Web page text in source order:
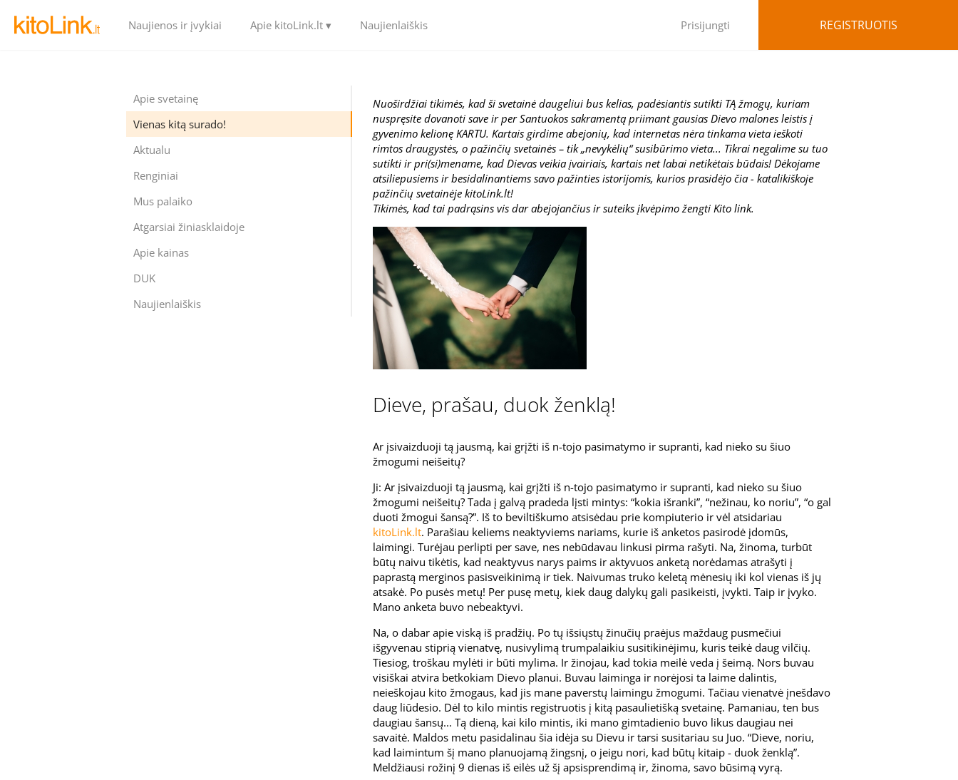
Naujienos ir įvykiai Apie kitoLink.lt ▾ Naujienlaiškis Prisijungti REGISTRUOTIS
Apie svetainę
Vienas kitą surado!
Aktualu
Renginiai
Mus palaiko
Atgarsiai žiniasklaidoje
Apie kainas
DUK
Naujienlaiškis
Nuoširdžiai tikimės, kad ši svetainė daugeliui bus kelias, padėsiantis sutikti TĄ žmogų, kuriam
nuspręsite dovanoti save ir per Santuokos sakramentą priimant gausias Dievo malones leistis į
gyvenimo kelionę KARTU. Kartais girdime abejonių, kad internetas nėra tinkama vieta ieškoti
rimtos draugystės, o pažinčių svetainės – tik „nevykėlių“ susibūrimo vieta... Tikrai negalime su tuo
sutikti ir pri(si)mename, kad Dievas veikia įvairiais, kartais net labai netikėtais būdais! Dėkojame
atsiliepusiems ir besidalinantiems savo pažinties istorijomis, kurios prasidėjo čia - katalikiškoje
pažinčių svetainėje kitoLink.lt!
Tikimės, kad tai padrąsins vis dar abejojančius ir suteiks įkvėpimo žengti Kito link.
Dieve, prašau, duok ženklą!
Ar įsivaizduoji tą jausmą, kai grįžti iš n-tojo pasimatymo ir supranti, kad nieko su šiuo
žmogumi neišeitų?
Ji: Ar įsivaizduoji tą jausmą, kai grįžti iš n-tojo pasimatymo ir supranti, kad nieko su šiuo
žmogumi neišeitų? Tada į galvą pradeda lįsti mintys: “kokia išranki”, “nežinau, ko noriu”, “o gal
duoti žmogui šansą?”. Iš to beviltiškumo atsisėdau prie kompiuterio ir vėl atsidariau
kitoLink.lt. Parašiau keliems neaktyviems nariams, kurie iš anketos pasirodė įdomūs,
laimingi. Turėjau perlipti per save, nes nebūdavau linkusi pirma rašyti. Na, žinoma, turbūt
būtų naivu tikėtis, kad neaktyvus narys paims ir aktyvuos anketą norėdamas atrašyti į
paprastą merginos pasisveikinimą ir tiek. Naivumas truko keletą mėnesių iki kol vienas iš jų
atsakė. Po pusės metų! Per pusę metų, kiek daug dalykų gali pasikeisti, įvykti. Taip ir įvyko.
Mano anketa buvo nebeaktyvi.
Na, o dabar apie viską iš pradžių. Po tų išsiųstų žinučių praėjus maždaug pusmečiui
išgyvenau stiprią vienatvę, nusivylimą trumpalaikiu susitikinėjimu, kuris teikė daug vilčių.
Tiesiog, troškau mylėti ir būti mylima. Ir žinojau, kad tokia meilė veda į šeimą. Nors buvau
visiškai atvira betkokiam Dievo planui. Buvau laiminga ir norėjosi ta laime dalintis,
neieškojau kito žmogaus, kad jis mane paverstų laimingu žmogumi. Tačiau vienatvė įnešdavo
daug liūdesio. Dėl to kilo mintis registruotis į kitą pasaulietišką svetainę. Pamaniau, ten bus
daugiau šansų... Tą dieną, kai kilo mintis, iki mano gimtadienio buvo likus daugiau nei
savaitė. Maldos metu pasidalinau šia idėja su Dievu ir tarsi susitariau su Juo. “Dieve, noriu,
kad laimintum šį mano planuojamą žingsnį, o jeigu nori, kad būtų kitaip - duok ženklą”.
Meldžiausi rožinį 9 dienas iš eilės už šį apsisprendimą ir, žinoma, savo būsimą vyrą.